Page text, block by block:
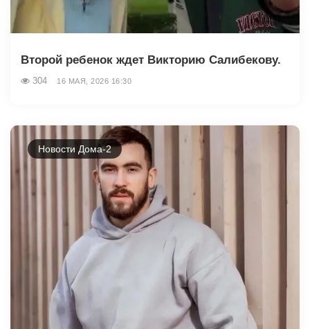
Второй ребенок ждет Викторию Салибекову.
304 16 МАЯ, 2026 16:30
Новости Дома-2